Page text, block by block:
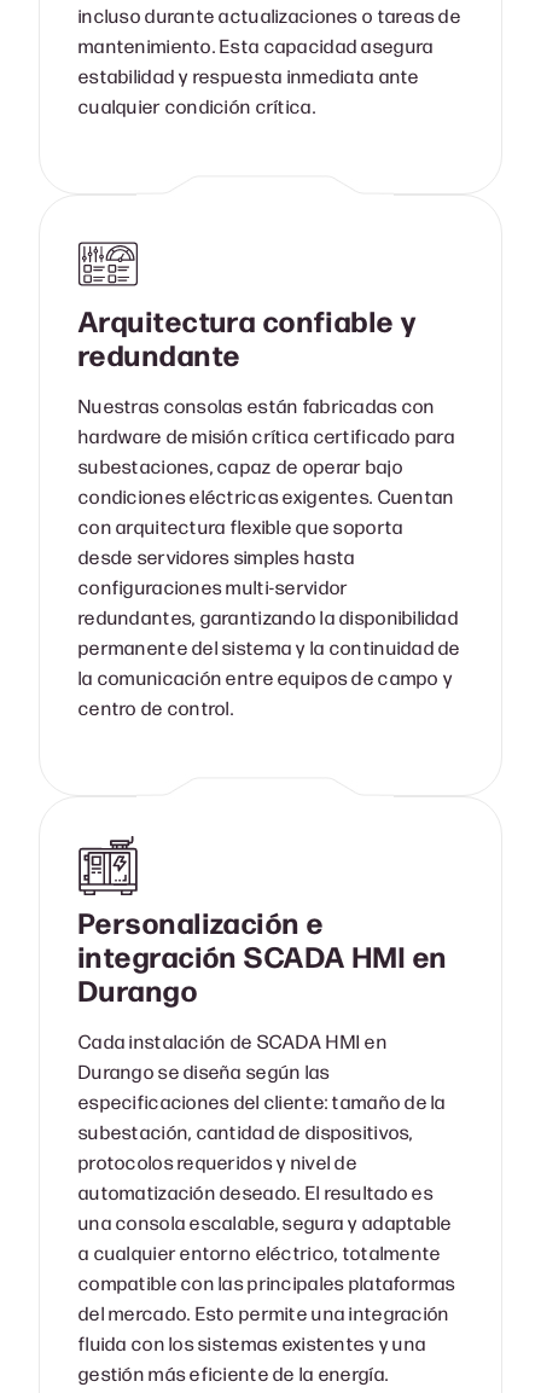
incluso durante actualizaciones o tareas de
mantenimiento. Esta capacidad asegura
estabilidad y respuesta inmediata ante
cualquier condición crítica.
Arquitectura confiable y
redundante
Nuestras consolas están fabricadas con
hardware de misión crítica certificado para
subestaciones, capaz de operar bajo
condiciones eléctricas exigentes. Cuentan
con arquitectura flexible que soporta
desde servidores simples hasta
configuraciones multi-servidor
redundantes, garantizando la disponibilidad
permanente del sistema y la continuidad de
la comunicación entre equipos de campo y
centro de control.
Personalización e
integración SCADA HMI en
Durango
Cada instalación de SCADA HMI en
Durango se diseña según las
especificaciones del cliente: tamaño de la
subestación, cantidad de dispositivos,
protocolos requeridos y nivel de
automatización deseado. El resultado es
una consola escalable, segura y adaptable
a cualquier entorno eléctrico, totalmente
compatible con las principales plataformas
del mercado. Esto permite una integración
fluida con los sistemas existentes y una
gestión más eficiente de la energía.